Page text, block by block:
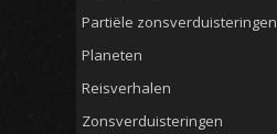
Partiële zonsverduisteringen
Planeten
Reisverhalen
Zonsverduisteringen